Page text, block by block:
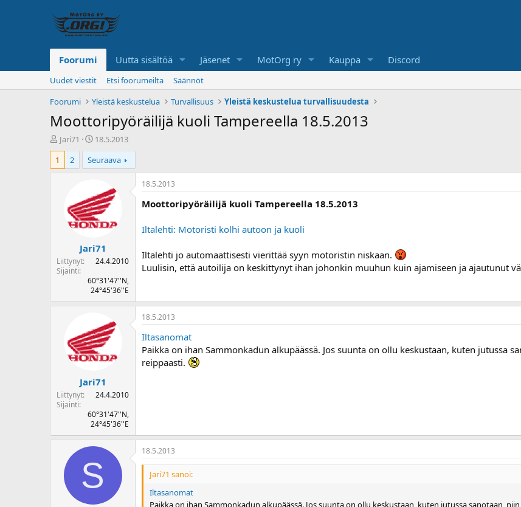
Foorumi Uutta sisältöä Jäsenet MotOrg ry Kauppa Discord
Uudet viestit Etsi foorumeilta
Säännöt
Foorumi
Yleistä keskustelua Turvallisuus Yleistä keskustelua turvallisuudesta
Moottoripyöräilijä kuoli Tampereella 18.5.2013
K
e
k
a
l
t
Jari71
A
l
o
i
u
s
p
ä
v
ä
18.5.2013
1
2 Seuraava
Jari71
Liittynyt
24.4.2010
Sijainti
60°31'47''N,
24°45'36''E
18.5.2013
Moottoripyöräilijä kuoli Tampereella 18.5.2013
Iltalehti: Motoristi kolhi autoon ja kuoli
Iltalehti jo automaattisesti vierittää syyn motoristin niskaan.
Luulisin, että autoilija on keskittynyt ihan johonkin muuhun kuin ajamiseen ja ajautunut
Jari71
Liittynyt
24.4.2010
Sijainti
60°31'47''N,
24°45'36''E
18.5.2013
Iltasanomat
Paikka on ihan Sammonkadun alkupäässä. Jos suunta on ollu keskustaan, kuten jutussa
reippaasti.
S
18.5.2013
Jari71 sanoi:
Iltasanomat
Paikka on ihan Sammonkadun alkupäässä. Jos suunta on ollu keskustaan, kuten jutussa sanotaan,